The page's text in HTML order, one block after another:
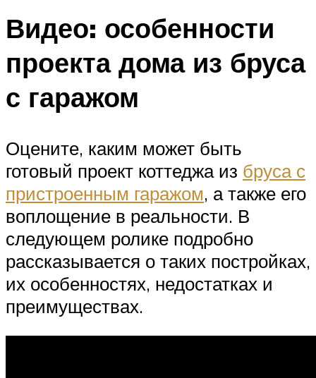
Видео: особенности
проекта дома из бруса
с гаражом
Оцените, каким может быть
готовый проект коттеджа из бруса с
пристроенным гаражом, а также его
воплощение в реальности. В
следующем ролике подробно
рассказывается о таких постройках,
их особенностях, недостатках и
преимуществах.